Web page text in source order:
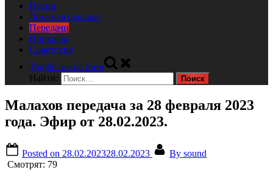
Песни
Документальные
Передачи
Приколы
Советские
Toggle search form
Найти:
Малахов передача за 28 февраля 2023
года. Эфир от 28.02.2023.
Posted on 28.02.202328.02.2023 By sound
Смотрят: 79